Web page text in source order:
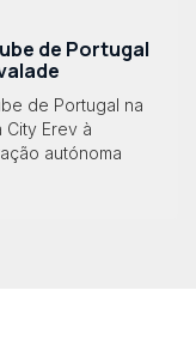
de Portugal
de Portugal na
Erev à
autónoma